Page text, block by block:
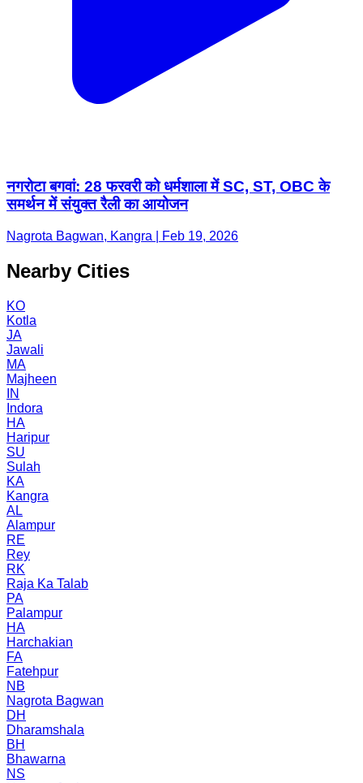
नगरोटा बगवां: 28 फरवरी को धर्मशाला में SC, ST, OBC के
समर्थन में संयुक्त रैली का आयोजन
Nagrota Bagwan, Kangra | Feb 19, 2026
Nearby Cities
KO
Kotla
JA
Jawali
MA
Majheen
IN
Indora
HA
Haripur
SU
Sulah
KA
Kangra
AL
Alampur
RE
Rey
RK
Raja Ka Talab
PA
Palampur
HA
Harchakian
FA
Fatehpur
NB
Nagrota Bagwan
DH
Dharamshala
BH
Bhawarna
NS